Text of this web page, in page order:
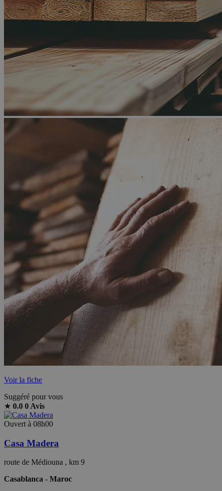
Voir la fiche
Suggéré pour vous
★ 0.0 0 Avis
Ouvert à 08h00
Casa Madera
route de Médiouna , km 9
Casablanca - Maroc